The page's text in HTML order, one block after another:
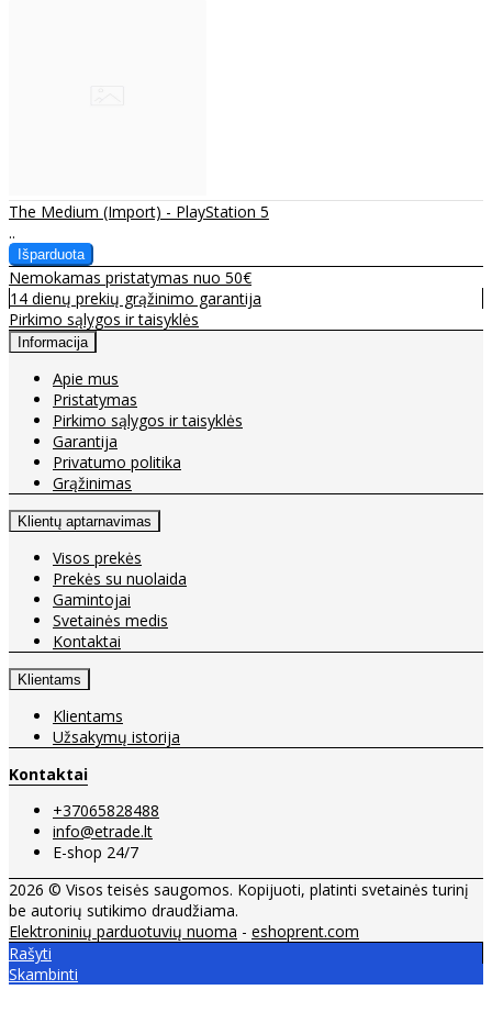
The Medium (Import) - PlayStation 5
..
Nemokamas pristatymas nuo 50€
14 dienų prekių grąžinimo garantija
Pirkimo sąlygos ir taisyklės
Informacija
Apie mus
Pristatymas
Pirkimo sąlygos ir taisyklės
Garantija
Privatumo politika
Grąžinimas
Klientų aptarnavimas
Visos prekės
Prekės su nuolaida
Gamintojai
Svetainės medis
Kontaktai
Klientams
Klientams
Užsakymų istorija
Kontaktai
+37065828488
info@etrade.lt
E-shop 24/7
2026 © Visos teisės saugomos. Kopijuoti, platinti svetainės turinį
be autorių sutikimo draudžiama.
Elektroninių parduotuvių nuoma - eshoprent.com
Rašyti
Skambinti